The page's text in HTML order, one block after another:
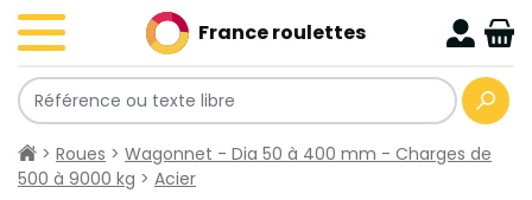
France roulettes
> Roues > Wagonnet - Dia 50 à 400 mm - Charges de
500 à 9000 kg > Acier